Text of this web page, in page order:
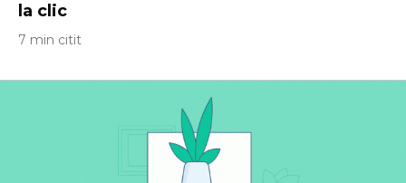
la clic
7 min citit